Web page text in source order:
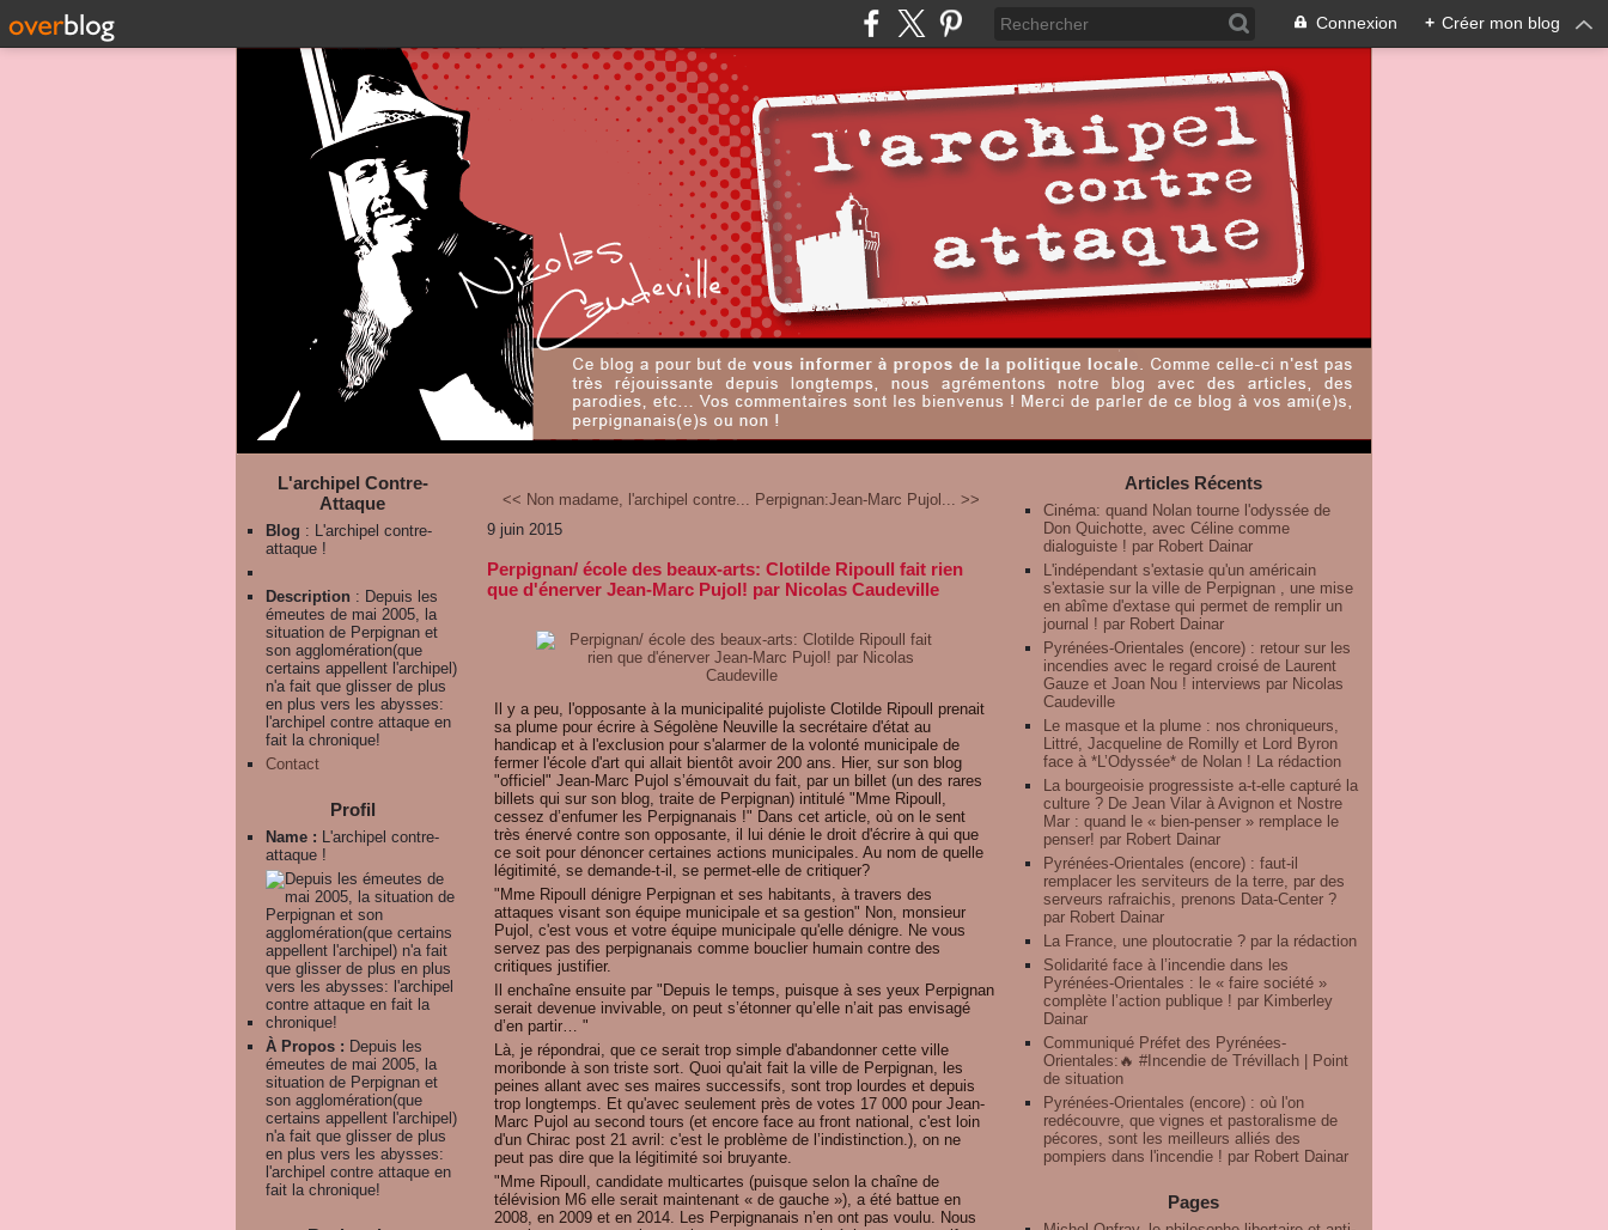
Connexion + Créer mon blog
L'archipel Contre-
Attaque
Blog : L'archipel contre-
attaque !
Description : Depuis les
émeutes de mai 2005, la
situation de Perpignan et
son agglomération(que
certains appellent l'archipel)
n'a fait que glisser de plus
en plus vers les abysses:
l'archipel contre attaque en
fait la chronique!
Contact
Profil
Name : L'archipel contre-
attaque !
À Propos : Depuis les
émeutes de mai 2005, la
situation de Perpignan et
son agglomération(que
certains appellent l'archipel)
n'a fait que glisser de plus
en plus vers les abysses:
l'archipel contre attaque en
fait la chronique!
<< Non madame, l'archipel contre... Perpignan:Jean-Marc Pujol... >>
9 juin 2015
Perpignan/ école des beaux-arts: Clotilde Ripoull fait rien
que d'énerver Jean-Marc Pujol! par Nicolas Caudeville
Il y a peu, l'opposante à la municipalité pujoliste Clotilde Ripoull prenait
sa plume pour écrire à Ségolène Neuville la secrétaire d'état au
handicap et à l'exclusion pour s'alarmer de la volonté municipale de
fermer l'école d'art qui allait bientôt avoir 200 ans. Hier, sur son blog
"officiel" Jean-Marc Pujol s’émouvait du fait, par un billet (un des rares
billets qui sur son blog, traite de Perpignan) intitulé "Mme Ripoull,
cessez d’enfumer les Perpignanais !" Dans cet article, où on le sent
très énervé contre son opposante, il lui dénie le droit d'écrire à qui que
ce soit pour dénoncer certaines actions municipales. Au nom de quelle
légitimité, se demande-t-il, se permet-elle de critiquer?
"Mme Ripoull dénigre Perpignan et ses habitants, à travers des
attaques visant son équipe municipale et sa gestion" Non, monsieur
Pujol, c'est vous et votre équipe municipale qu'elle dénigre. Ne vous
servez pas des perpignanais comme bouclier humain contre des
critiques justifier.
Il enchaîne ensuite par "Depuis le temps, puisque à ses yeux Perpignan
serait devenue invivable, on peut s’étonner qu’elle n’ait pas envisagé
d’en partir… "
Là, je répondrai, que ce serait trop simple d'abandonner cette ville
moribonde à son triste sort. Quoi qu'ait fait la ville de Perpignan, les
peines allant avec ses maires successifs, sont trop lourdes et depuis
trop longtemps. Et qu'avec seulement près de votes 17 000 pour Jean-
Marc Pujol au second tours (et encore face au front national, c'est loin
d'un Chirac post 21 avril: c'est le problème de l’indistinction.), on ne
peut pas dire que la légitimité soi bruyante.
"Mme Ripoull, candidate multicartes (puisque selon la chaîne de
télévision M6 elle serait maintenant « de gauche »), a été battue en
2008, en 2009 et en 2014. Les Perpignanais n’en ont pas voulu. Nous
Articles Récents
Cinéma: quand Nolan tourne l'odyssée de
Don Quichotte, avec Céline comme
dialoguiste ! par Robert Dainar
L'indépendant s'extasie qu'un américain
s'extasie sur la ville de Perpignan , une mise
en abîme d'extase qui permet de remplir un
journal ! par Robert Dainar
Pyrénées-Orientales (encore) : retour sur les
incendies avec le regard croisé de Laurent
Gauze et Joan Nou ! interviews par Nicolas
Caudeville
Le masque et la plume : nos chroniqueurs,
Littré, Jacqueline de Romilly et Lord Byron
face à *L’Odyssée* de Nolan ! La rédaction
La bourgeoisie progressiste a-t-elle capturé la
culture ? De Jean Vilar à Avignon et Nostre
Mar : quand le « bien-penser » remplace le
penser! par Robert Dainar
Pyrénées-Orientales (encore) : faut-il
remplacer les serviteurs de la terre, par des
serveurs rafraichis, prenons Data-Center ?
par Robert Dainar
La France, une ploutocratie ? par la rédaction
Solidarité face à l’incendie dans les
Pyrénées-Orientales : le « faire société »
complète l’action publique ! par Kimberley
Dainar
Communiqué Préfet des Pyrénées-
Orientales:🔥 #Incendie de Trévillach | Point
de situation
Pyrénées-Orientales (encore) : où l'on
redécouvre, que vignes et pastoralisme de
pécores, sont les meilleurs alliés des
pompiers dans l'incendie ! par Robert Dainar
Pages